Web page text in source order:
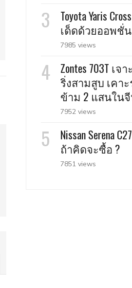
Toyota Yaris
เด็ดด้วยออพชั่น
7985 views
Zontes 703T เจ
ริ่งสามสูบ เคา
ข้าม 2 แสนใน
7952 views
Nissan Serena
ถ้าคิดจะซื้อ ?
7851 views